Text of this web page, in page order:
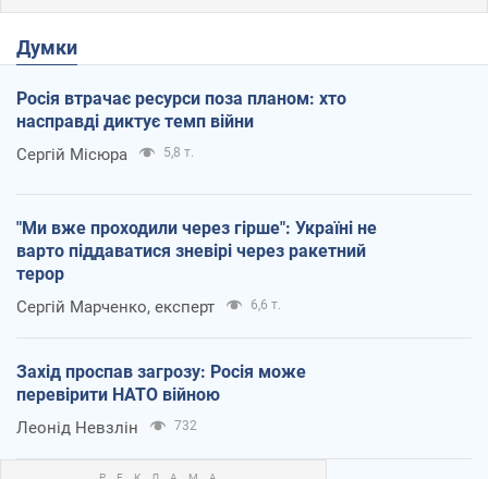
Думки
Росія втрачає ресурси поза планом: хто
насправді диктує темп війни
Сергій Місюра 5,8 т.
"Ми вже проходили через гірше": Україні не
варто піддаватися зневірі через ракетний
терор
Сергій Марченко, експерт 6,6 т.
Захід проспав загрозу: Росія може
перевірити НАТО війною
Леонід Невзлін 732